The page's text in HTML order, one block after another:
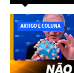
ARTIGO E COLUNA